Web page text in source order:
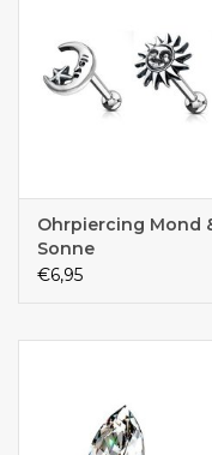
Ohrpiercing Mond
Sonne
€6,95